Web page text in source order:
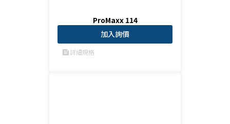
ProMaxx 114
加入詢價
feed詳細規格